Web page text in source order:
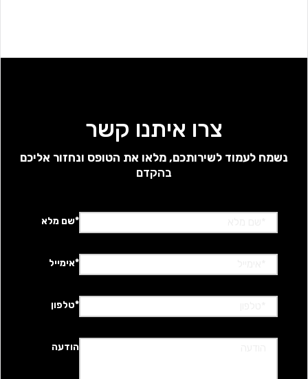
צרו איתנו קשר
נשמח לעמוד לשירותכם, מלאו את הטופס ונחזור אליכם
בהקדם
*שם מלא
*אימייל
*טלפון
הודעה